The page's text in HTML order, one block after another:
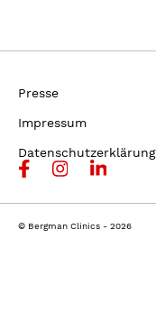
Presse
Impressum
Datenschutzerklärung
© Bergman Clinics - 2026